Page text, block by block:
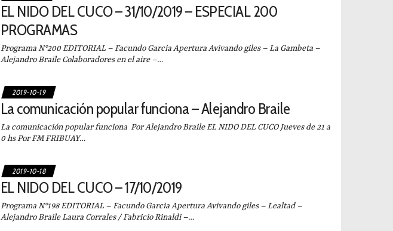
EL NIDO DEL CUCO – 31/10/2019 – ESPECIAL 200
PROGRAMAS
Programa N°200 EDITORIAL – Facundo Garcia Apertura Avivando giles – La Gambeta –
Alejandro Braile Colaboradores en el aire –…
2019-10-19
La comunicación popular funciona – Alejandro Braile
La comunicación popular funciona Por Alejandro Braile EL NIDO DEL CUCO Jueves de 21 a
0 hs Por FM FRIBUAY…
2019-10-18
EL NIDO DEL CUCO – 17/10/2019
Programa N°198 EDITORIAL – Facundo Garcia Apertura Avivando giles – Lealtad –
Alejandro Braile Laura Corrales / Fabricio Rinaldi –…